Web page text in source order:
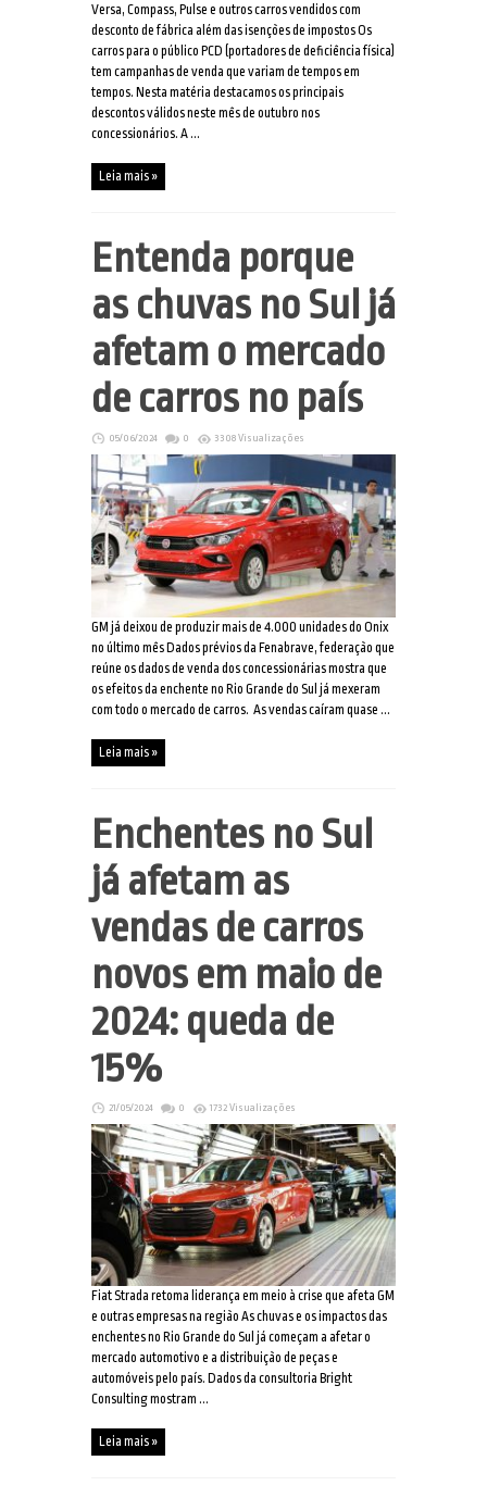
Versa, Compass, Pulse e outros carros vendidos com
desconto de fábrica além das isenções de impostos Os
carros para o público PCD (portadores de deficiência física)
tem campanhas de venda que variam de tempos em
tempos. Nesta matéria destacamos os principais
descontos válidos neste mês de outubro nos
concessionários. A ...
Leia mais »
Entenda porque
as chuvas no Sul já
afetam o mercado
de carros no país
05/06/2024 0 3308 Visualizações
GM já deixou de produzir mais de 4.000 unidades do Onix
no último mês Dados prévios da Fenabrave, federação que
reúne os dados de venda dos concessionárias mostra que
os efeitos da enchente no Rio Grande do Sul já mexeram
com todo o mercado de carros. As vendas caíram quase ...
Leia mais »
Enchentes no Sul
já afetam as
vendas de carros
novos em maio de
2024: queda de
15%
21/05/2024 0 1732 Visualizações
Fiat Strada retoma liderança em meio à crise que afeta GM
e outras empresas na região As chuvas e os impactos das
enchentes no Rio Grande do Sul já começam a afetar o
mercado automotivo e a distribuição de peças e
automóveis pelo país. Dados da consultoria Bright
Consulting mostram ...
Leia mais »